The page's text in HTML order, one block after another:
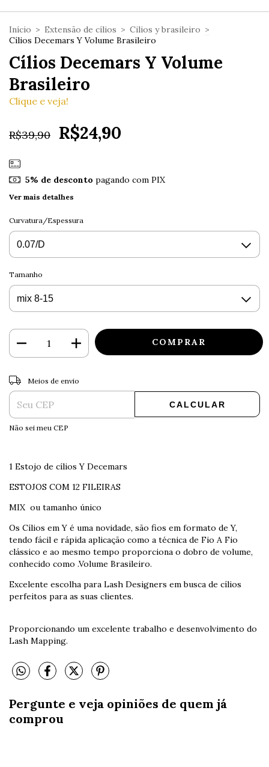
Início > Extensão de cílios > Cilios y brasileiro >
Cílios Decemars Y Volume Brasileiro
Cílios Decemars Y Volume
Brasileiro
Clique e veja!
R$39,90 R$24,90
5% de desconto pagando com PIX
Ver mais detalhes
Curvatura/Espessura
Tamanho
Entregas para o CEP:
Meios de envio
CALCULAR
Não sei meu CEP
1 Estojo de cílios Y Decemars
ESTOJOS COM 12 FILEIRAS
MIX ou tamanho único
Os Cílios em Y é uma novidade, são fios em formato de Y,
tendo fácil e rápida aplicação como a técnica de Fio A Fio
clássico e ao mesmo tempo proporciona o dobro de volume,
conhecido como .Volume Brasileiro.
Excelente escolha para Lash Designers em busca de cílios
perfeitos para as suas clientes.
Proporcionando um excelente trabalho e desenvolvimento do
Lash Mapping.
Pergunte e veja opiniões de quem já
comprou